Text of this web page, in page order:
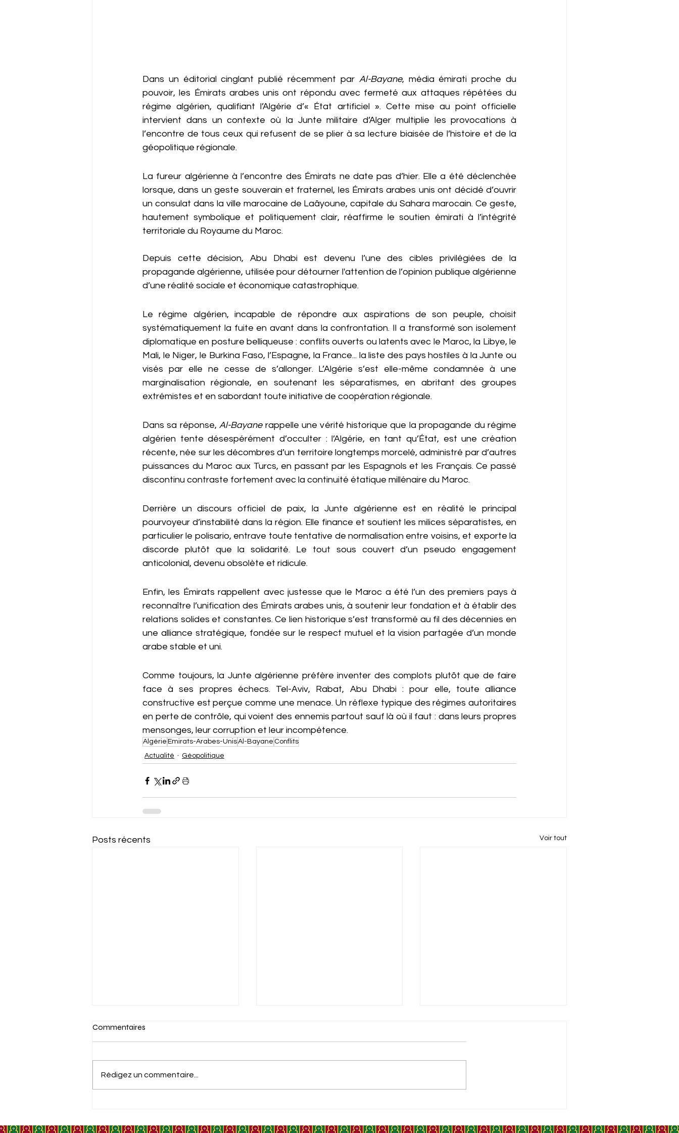
Dans un éditorial cinglant publié récemment par Al-Bayane, média émirati proche du
pouvoir, les Émirats arabes unis ont répondu avec fermeté aux attaques répétées du
régime algérien, qualifiant l’Algérie d’« État artificiel ». Cette mise au point officielle
intervient dans un contexte où la Junte militaire d’Alger multiplie les provocations à
l’encontre de tous ceux qui refusent de se plier à sa lecture biaisée de l’histoire et de la
géopolitique régionale.
La fureur algérienne à l’encontre des Émirats ne date pas d’hier. Elle a été déclenchée
lorsque, dans un geste souverain et fraternel, les Émirats arabes unis ont décidé d’ouvrir
un consulat dans la ville marocaine de Laâyoune, capitale du Sahara marocain. Ce geste,
hautement symbolique et politiquement clair, réaffirme le soutien émirati à l’intégrité
territoriale du Royaume du Maroc.
Depuis cette décision, Abu Dhabi est devenu l’une des cibles privilégiées de la
propagande algérienne, utilisée pour détourner l'attention de l’opinion publique algérienne
d’une réalité sociale et économique catastrophique.
Le régime algérien, incapable de répondre aux aspirations de son peuple, choisit
systématiquement la fuite en avant dans la confrontation. Il a transformé son isolement
diplomatique en posture belliqueuse : conflits ouverts ou latents avec le Maroc, la Libye, le
Mali, le Niger, le Burkina Faso, l’Espagne, la France... la liste des pays hostiles à la Junte ou
visés par elle ne cesse de s’allonger. L’Algérie s’est elle-même condamnée à une
marginalisation régionale, en soutenant les séparatismes, en abritant des groupes
extrémistes et en sabordant toute initiative de coopération régionale.
Dans sa réponse, Al-Bayane rappelle une vérité historique que la propagande du régime
algérien tente désespérément d’occulter : l’Algérie, en tant qu’État, est une création
récente, née sur les décombres d’un territoire longtemps morcelé, administré par d’autres
puissances du Maroc aux Turcs, en passant par les Espagnols et les Français. Ce passé
discontinu contraste fortement avec la continuité étatique millénaire du Maroc.
Derrière un discours officiel de paix, la Junte algérienne est en réalité le principal
pourvoyeur d’instabilité dans la région. Elle finance et soutient les milices séparatistes, en
particulier le polisario, entrave toute tentative de normalisation entre voisins, et exporte la
discorde plutôt que la solidarité. Le tout sous couvert d’un pseudo engagement
anticolonial, devenu obsolète et ridicule.
Enfin, les Émirats rappellent avec justesse que le Maroc a été l’un des premiers pays à
reconnaître l’unification des Émirats arabes unis, à soutenir leur fondation et à établir des
relations solides et constantes. Ce lien historique s’est transformé au fil des décennies en
une alliance stratégique, fondée sur le respect mutuel et la vision partagée d’un monde
arabe stable et uni.
Comme toujours, la Junte algérienne préfère inventer des complots plutôt que de faire
face à ses propres échecs. Tel-Aviv, Rabat, Abu Dhabi : pour elle, toute alliance
constructive est perçue comme une menace. Un réflexe typique des régimes autoritaires
en perte de contrôle, qui voient des ennemis partout sauf là où il faut : dans leurs propres
mensonges, leur corruption et leur incompétence.
Algérie Emirats-Arabes-UnisAl-Bayane Conflits
Actualité
Géopolitique
Posts récents Voir tout
EN TERRITOIRE MAROCAIN
MONDE ET 1RE D'AFRIQUE
FRONTEX, DE L'ESPAGNE ET
Commentaires
Rédigez un commentaire...